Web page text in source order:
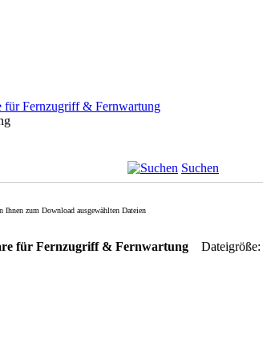
für Fernzugriff & Fernwartung
Suchen
Ihnen zum Download ausgewählten Dateien
für Fernzugriff & Fernwartung Dateigröße: